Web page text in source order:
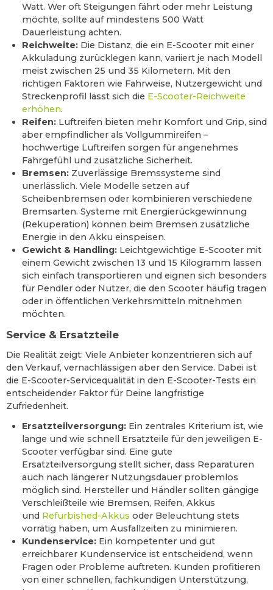
Watt. Wer oft Steigungen fährt oder mehr Leistung
möchte, sollte auf mindestens 500 Watt
Dauerleistung achten.
Reichweite:Die Distanz, die ein E-Scooter mit einer
Akkuladung zurücklegen kann, variiert je nach Modell
meist zwischen 25 und 35 Kilometern. Mit den
richtigen Faktoren wie Fahrweise, Nutzergewicht und
Streckenprofil lässt sich die E-Scooter-Reichweite
erhöhen.
Reifen:Luftreifen bieten mehr Komfort und Grip, sind
aber empfindlicher als Vollgummireifen –
hochwertige Luftreifen sorgen für angenehmes
Fahrgefühl und zusätzliche Sicherheit.
Bremsen:Zuverlässige Bremssysteme sind
unerlässlich. Viele Modelle setzen auf
Scheibenbremsen oder kombinieren verschiedene
Bremsarten. Systeme mit Energierückgewinnung
(Rekuperation) können beim Bremsen zusätzliche
Energie in den Akku einspeisen.
Gewicht & Handling:Leichtgewichtige E-Scooter mit
einem Gewicht zwischen 13 und 15 Kilogramm lassen
sich einfach transportieren und eignen sich besonders
für Pendler oder Nutzer, die den Scooter häufig tragen
oder in öffentlichen Verkehrsmitteln mitnehmen
möchten.
Service & Ersatzteile
Die Realität zeigt: Viele Anbieter konzentrieren sich auf
den Verkauf, vernachlässigen aber den Service. Dabei ist
die E-Scooter-Servicequalität in den E-Scooter-Tests ein
entscheidender Faktor für Deine langfristige
Zufriedenheit.
Ersatzteilversorgung:Ein zentrales Kriterium ist, wie
lange und wie schnell Ersatzteile für den jeweiligen E-
Scooter verfügbar sind. Eine gute
Ersatzteilversorgung stellt sicher, dass Reparaturen
auch nach längerer Nutzungsdauer problemlos
möglich sind. Hersteller und Händler sollten gängige
Verschleißteile wie Bremsen, Reifen, Akkus
und Refurbished-Akkus oder Beleuchtung stets
vorrätig haben, um Ausfallzeiten zu minimieren.
Kundenservice:Ein kompetenter und gut
erreichbarer Kundenservice ist entscheidend, wenn
Fragen oder Probleme auftreten. Kunden profitieren
von einer schnellen, fachkundigen Unterstützung,